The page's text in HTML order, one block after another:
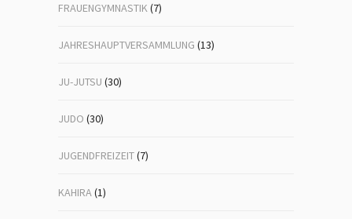
FRAUENGYMNASTIK(7)
JAHRESHAUPTVERSAMMLUNG (13)
JU-JUTSU (30)
JUDO (30)
JUGENDFREIZEIT(7)
KAHIRA(1)